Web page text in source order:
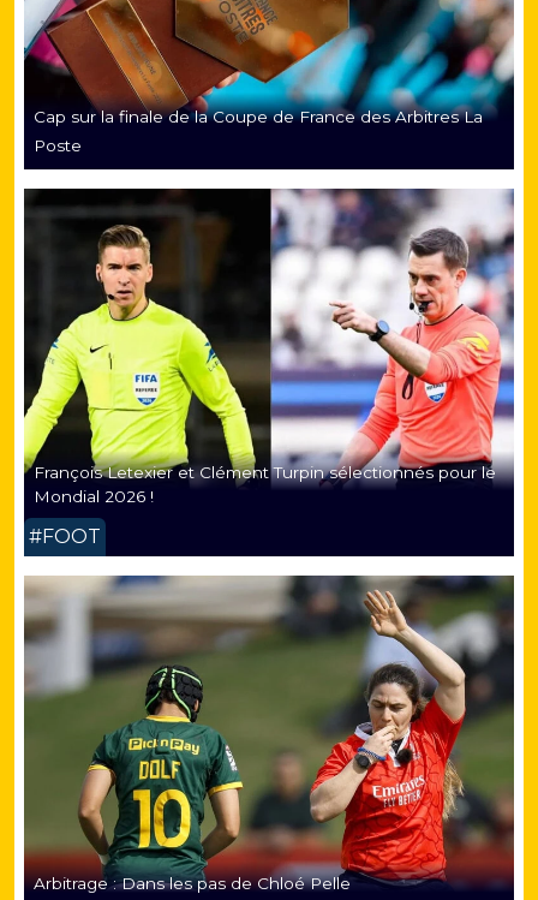
Cap sur la finale de la Coupe de France des Arbitres La
Poste
François Letexier et Clément Turpin sélectionnés pour le
Mondial 2026 !
#FOOT
Arbitrage : Dans les pas de Chloé Pelle